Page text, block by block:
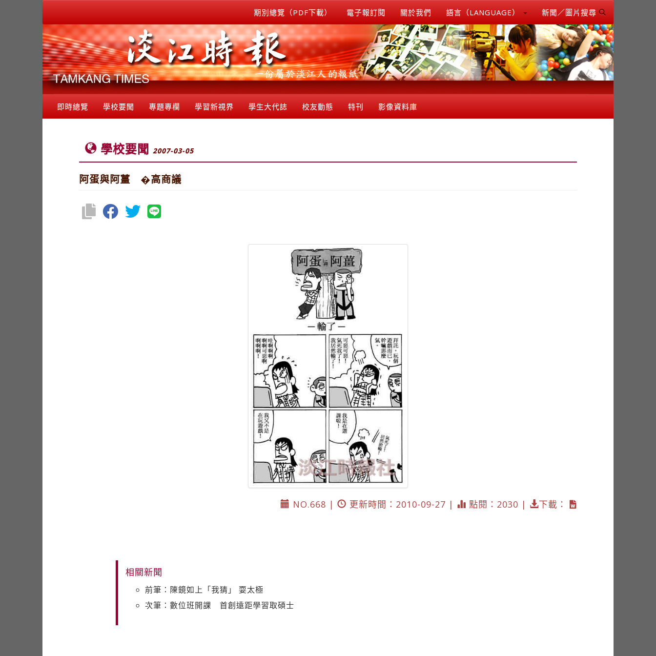
期別總覽（PDF下載） 電子報訂閱 關於我們 語言（LANGUAGE） 新聞／圖片搜尋
即時總覽 學校要聞 專題專欄 學習新視界 學生大代誌 校友動態 特刊 影像資料庫
學校要聞 2007-03-05
阿蛋與阿薑 �高商議
NO.668 | 更新時間：2010-09-27 | 點閱：2030 | 下載：
相關新聞
前筆：陳鏡如上「我猜」 耍太極
次筆：數位班開課 首創遠距學習取碩士